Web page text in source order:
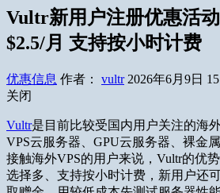
Vultr新用户注册优惠活
$2.5/月 支持按小时计费
优惠信息 作者： vultr 2026年6月9日
关闭
Vultr是目前比较受国内用户关注的海
VPS云服务器、GPU云服务器、裸金
接触海外VPS的用户来说，Vultr的优
选择多、支持按小时计费，新用户还